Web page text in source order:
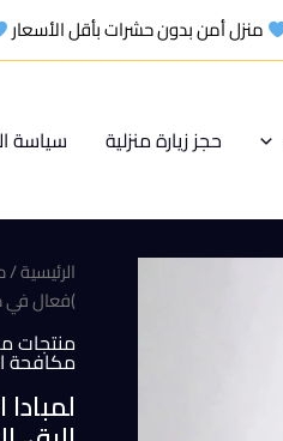
منزل أمن بدون حشرات بأقل الأسعار
حجز زيارة منزلية سياسة
الرئيسية/
)فعال في
منتجات
مكافحة